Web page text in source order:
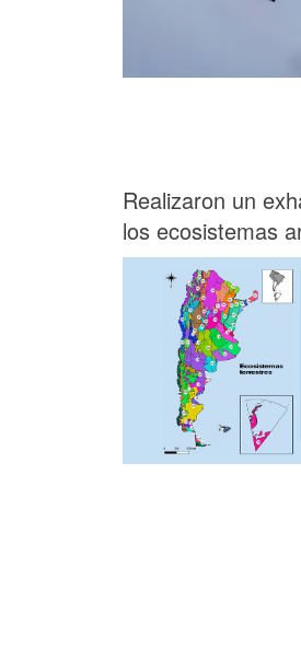
Realizaron un
los ecosistemas